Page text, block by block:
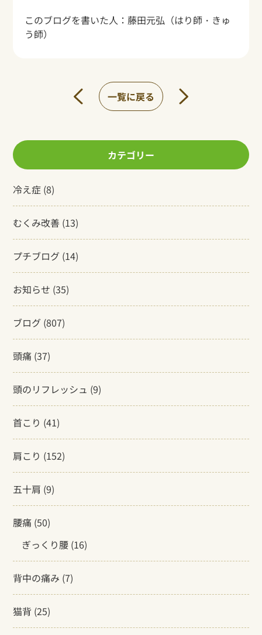
このブログを書いた人： 藤田元弘 （はり師・きゅ
う師）
一覧に戻る
カテゴリー
冷え症 (8)
むくみ改善 (13)
プチブログ (14)
お知らせ (35)
ブログ (807)
頭痛 (37)
頭のリフレッシュ (9)
首こり (41)
肩こり (152)
五十肩 (9)
腰痛 (50)
ぎっくり腰 (16)
背中の痛み (7)
猫背 (25)